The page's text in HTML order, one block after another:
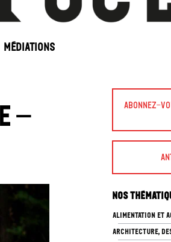
MÉDIATIONS
–
Abonnez-
Nos
ALIMENTATION ET
ARCHITECTURE,